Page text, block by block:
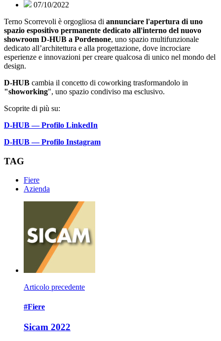
07/10/2022
Terno Scorrevoli è orgogliosa di annunciare l'apertura di uno
spazio espositivo permanente dedicato all'interno del nuovo
showroom D-HUB a Pordenone, uno spazio multifunzionale
dedicato all’architettura e alla progettazione, dove incrociare
esperienze e innovazioni per creare qualcosa di unico nel mondo del
design.
D-HUB cambia il concetto di coworking trasformandolo in
"showorking", uno spazio condiviso ma esclusivo.
Scoprite di più su:
D-HUB — Profilo LinkedIn
D-HUB — Profilo Instagram
TAG
Fiere
Azienda
Articolo precedente
#Fiere
Sicam 2022